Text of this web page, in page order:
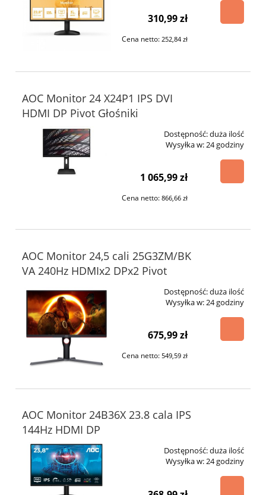
310,99 zł
Cena netto:252,84 zł
AOC Monitor 24 X24P1 IPS DVI
HDMI DP Pivot Głośniki
Dostępność:duża ilość
Wysyłka w:24 godziny
1 065,99 zł
Cena netto:866,66 zł
AOC Monitor 24,5 cali 25G3ZM/BK
VA 240Hz HDMIx2 DPx2 Pivot
Dostępność:duża ilość
Wysyłka w:24 godziny
675,99 zł
Cena netto:549,59 zł
AOC Monitor 24B36X 23.8 cala IPS
144Hz HDMI DP
Dostępność:duża ilość
Wysyłka w:24 godziny